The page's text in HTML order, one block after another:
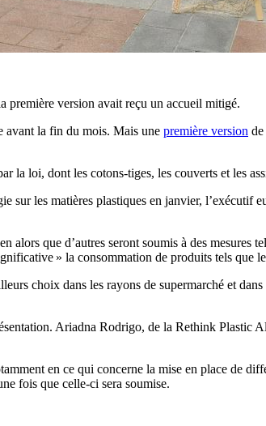
première version avait reçu un accueil mitigé.
avant la fin du mois. Mais une première version
loi, dont les cotons-tiges, les couverts et les
les matières plastiques en janvier, l’exécutif
que d’autres seront soumis à des mesures
» la consommation de produits tels que
choix dans les rayons de supermarché et
Ariadna Rodrigo, de la Rethink Plastic
en ce qui concerne la mise en place de
fois que celle-ci sera soumise.